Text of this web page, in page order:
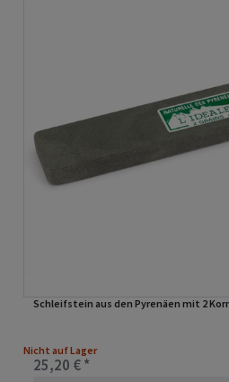
Schleifstein aus den Pyrenäen mit 2
Nicht auf Lager
25,20 € *